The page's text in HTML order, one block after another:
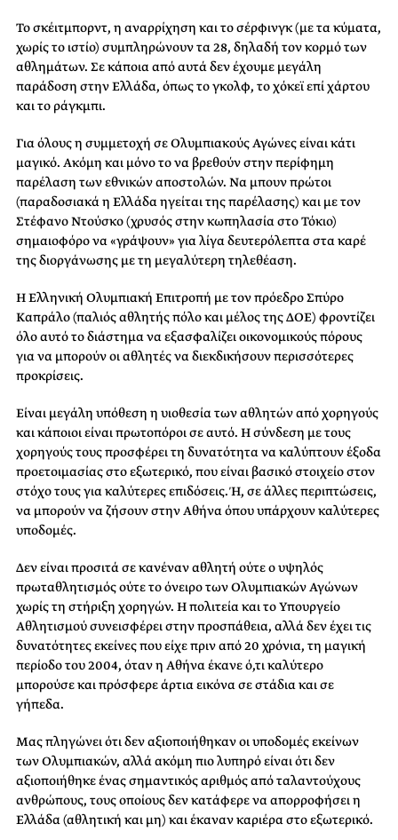
Το σκέιτμπορντ, η αναρρίχηση και το σέρφινγκ (με τα κύματα,
χωρίς το ιστίο) συμπληρώνουν τα 28, δηλαδή τον κορμό των
αθλημάτων. Σε κάποια από αυτά δεν έχουμε μεγάλη
παράδοση στην Ελλάδα, όπως το γκολφ, το χόκεϊ επί χάρτου
και το ράγκμπι.
Για όλους η συμμετοχή σε Ολυμπιακούς Αγώνες είναι κάτι
μαγικό. Ακόμη και μόνο το να βρεθούν στην περίφημη
παρέλαση των εθνικών αποστολών. Να μπουν πρώτοι
(παραδοσιακά η Ελλάδα ηγείται της παρέλασης) και με τον
Στέφανο Ντούσκο (χρυσός στην κωπηλασία στο Τόκιο)
σημαιοφόρο να «γράψουν» για λίγα δευτερόλεπτα στα καρέ
της διοργάνωσης με τη μεγαλύτερη τηλεθέαση.
Η Ελληνική Ολυμπιακή Επιτροπή με τον πρόεδρο Σπύρο
Καπράλο (παλιός αθλητής πόλο και μέλος της ΔΟΕ) φροντίζει
όλο αυτό το διάστημα να εξασφαλίζει οικονομικούς πόρους
για να μπορούν οι αθλητές να διεκδικήσουν περισσότερες
προκρίσεις.
Είναι μεγάλη υπόθεση η υιοθεσία των αθλητών από χορηγούς
και κάποιοι είναι πρωτοπόροι σε αυτό. Η σύνδεση με τους
χορηγούς τους προσφέρει τη δυνατότητα να καλύπτουν έξοδα
προετοιμασίας στο εξωτερικό, που είναι βασικό στοιχείο στον
στόχο τους για καλύτερες επιδόσεις. Ή, σε άλλες περιπτώσεις,
να μπορούν να ζήσουν στην Αθήνα όπου υπάρχουν καλύτερες
υποδομές.
Δεν είναι προσιτά σε κανέναν αθλητή ούτε ο υψηλός
πρωταθλητισμός ούτε το όνειρο των Ολυμπιακών Αγώνων
χωρίς τη στήριξη χορηγών. Η πολιτεία και το Υπουργείο
Αθλητισμού συνεισφέρει στην προσπάθεια, αλλά δεν έχει τις
δυνατότητες εκείνες που είχε πριν από 20 χρόνια, τη μαγική
περίοδο του 2004, όταν η Αθήνα έκανε ό,τι καλύτερο
μπορούσε και πρόσφερε άρτια εικόνα σε στάδια και σε
γήπεδα.
Μας πληγώνει ότι δεν αξιοποιήθηκαν οι υποδομές εκείνων
των Ολυμπιακών, αλλά ακόμη πιο λυπηρό είναι ότι δεν
αξιοποιήθηκε ένας σημαντικός αριθμός από ταλαντούχους
ανθρώπους, τους οποίους δεν κατάφερε να απορροφήσει η
Ελλάδα (αθλητική και μη) και έκαναν καριέρα στο εξωτερικό.